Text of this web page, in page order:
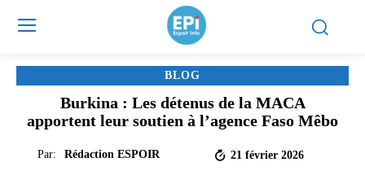
BLOG
Burkina : Les détenus de la MACA
apportent leur soutien à l’agence Faso Mêbo
Par: Rédaction ESPOIR 21 février 2026